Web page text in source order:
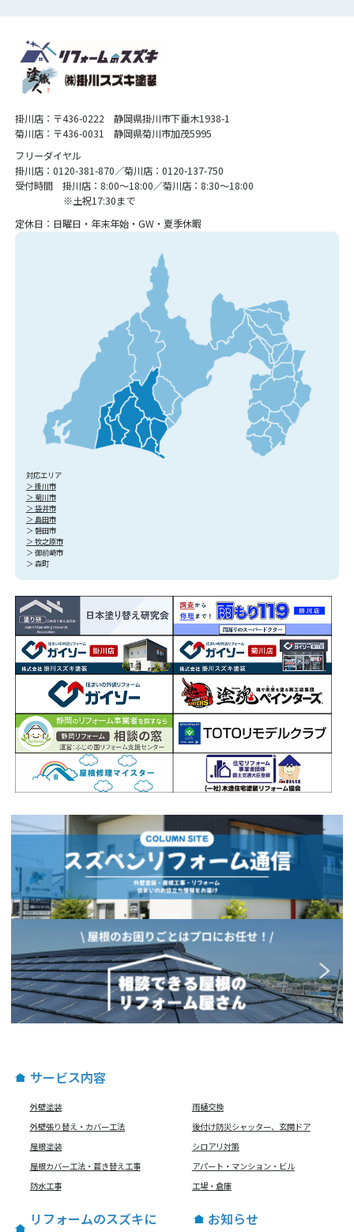
掛川店：〒436-0222 静岡県掛川市下垂木1938-1
菊川店：〒436-0031 静岡県菊川市加茂5995
フリーダイヤル
掛川店：0120-381-870／菊川店：0120-137-750
受付時間 掛川店：8:00〜18:00／菊川店：8:30〜18:00
※土祝17:30まで
定休日：日曜日・年末年始・GW・夏季休暇
対応エリア
＞ 掛川市
＞ 菊川市
＞ 袋井市
＞ 島田市
＞ 磐田市
＞ 牧之原市
＞ 御前崎市
＞ 森町
サービス内容
外壁塗装
外壁張り替え・カバー工法
屋根塗装
屋根カバー工法・葺き替え工事
防水工事
雨樋交換
後付け防災シャッター、玄関ドア
シロアリ対策
アパート・マンション・ビル
工場・倉庫
リフォームのスズキに
お知らせ